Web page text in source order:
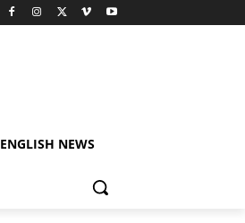
ENGLISH NEWS